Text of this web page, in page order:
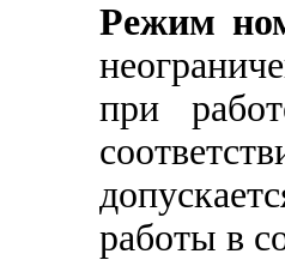
Режим
при
работы в